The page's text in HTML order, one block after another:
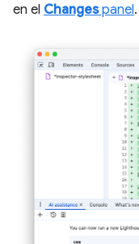
en el Changespanel.